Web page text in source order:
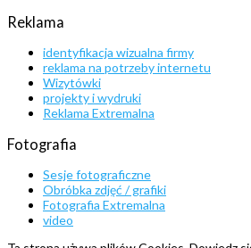
Reklama
identyfikacja wizualna firmy
reklama na potrzeby internetu
Wizytówki
projekty i wydruki
Reklama Extremalna
Fotografia
Sesje fotograficzne
Obróbka zdjęć / grafiki
Fotografia Extremalna
video